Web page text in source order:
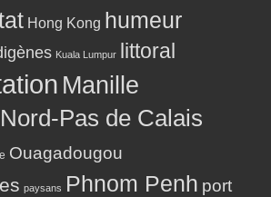
Hong Kong humeur
Kuala Lumpur littoral
Manille
Nord-Pas de Calais
Ouagadougou
paysans Phnom Penh port